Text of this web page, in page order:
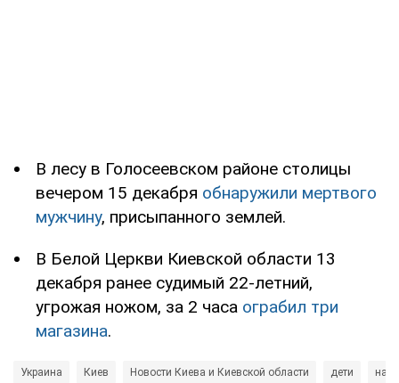
В лесу в Голосеевском районе столицы
вечером 15 декабря обнаружили мертвого
мужчину, присыпанного землей.
В Белой Церкви Киевской области 13
декабря ранее судимый 22-летний,
угрожая ножом, за 2 часа ограбил три
магазина.
Украина Киев Новости Киева и Киевской области дети